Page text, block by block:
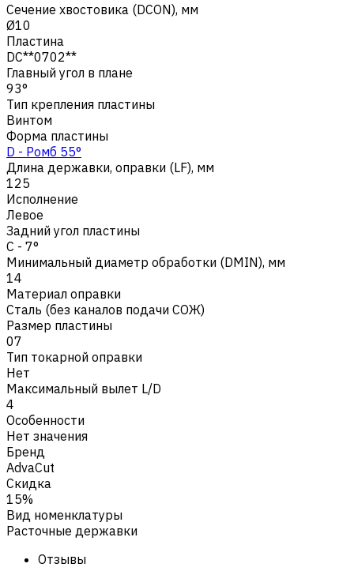
Сечение хвостовика (DCON), мм
Ø10
Пластина
DC**0702**
Главный угол в плане
93°
Тип крепления пластины
Винтом
Форма пластины
D - Ромб 55°
Длина державки, оправки (LF), мм
125
Исполнение
Левое
Задний угол пластины
C - 7°
Минимальный диаметр обработки (DMIN), мм
14
Материал оправки
Сталь (без каналов подачи СОЖ)
Размер пластины
07
Тип токарной оправки
Нет
Максимальный вылет L/D
4
Особенности
Нет значения
Бренд
AdvaCut
Скидка
15%
Вид номенклатуры
Расточные державки
Отзывы